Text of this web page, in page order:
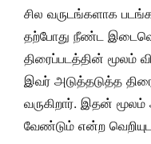
சில வருடங்களாக
தற்போது நீண்ட
திரைப்படத்தின் மூலம்
இவர் அடுத்தடுத்த
வருகிறார். இதன்
வேண்டும் என்ற